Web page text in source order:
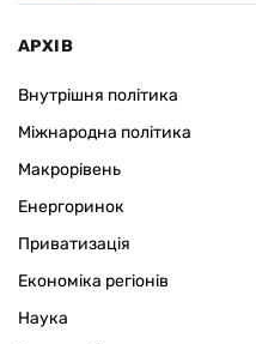
АРХІВ
Внутрішня політика
Міжнародна політика
Макрорівень
Енергоринок
Приватизація
Економіка регіонів
Наука